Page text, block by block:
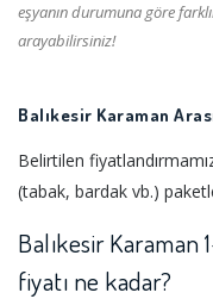
eşyanın durumuna göre
arayabilirsiniz!
Balıkesir Karaman
Belirtilen
(tabak, bardak vb.)
Balıkesir Karaman
fiyatı ne kadar?